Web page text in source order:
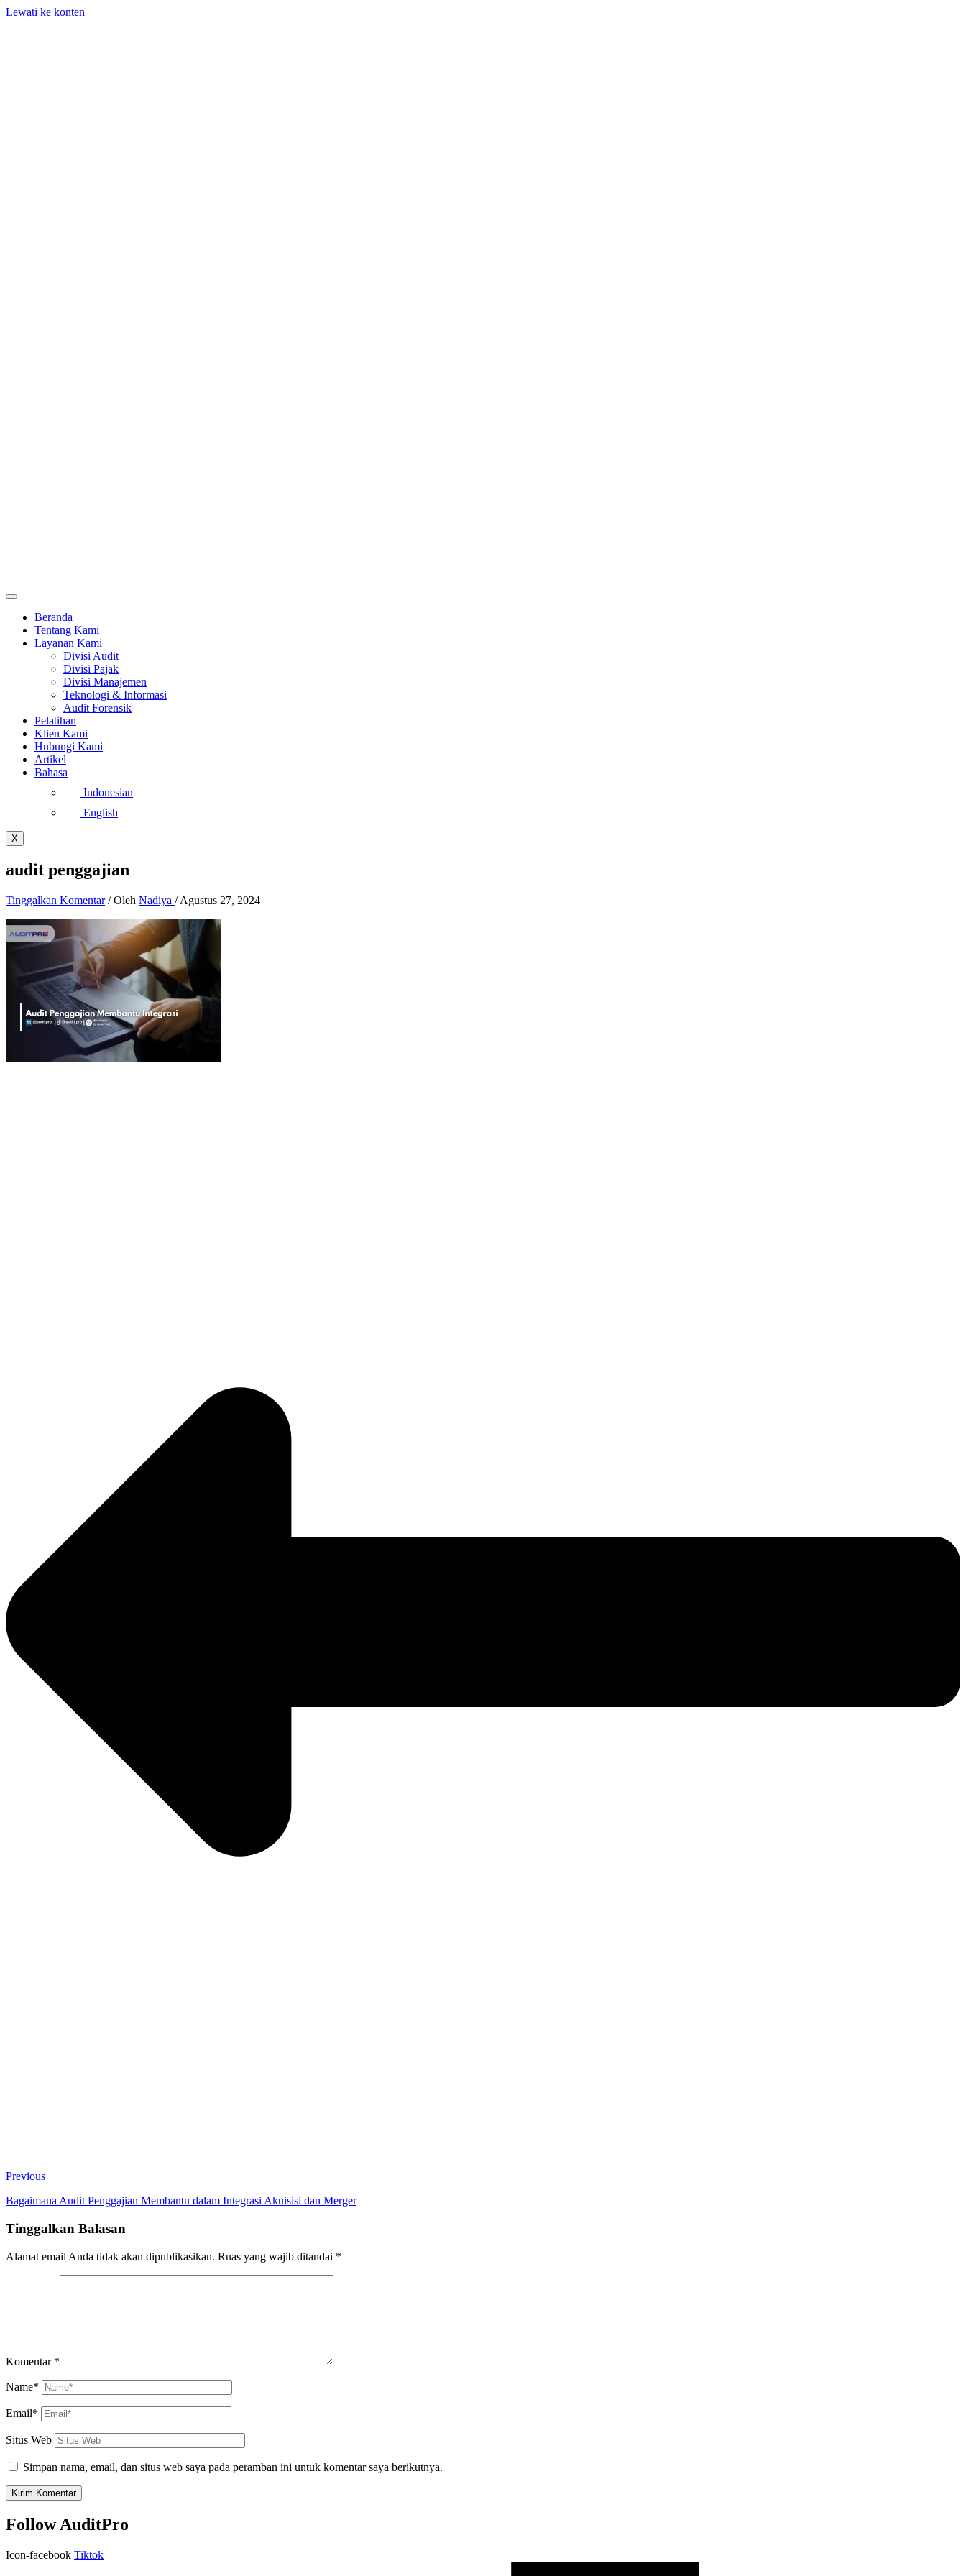
Lewati ke konten
Beranda
Tentang Kami
Layanan Kami
Divisi Audit
Divisi Pajak
Divisi Manajemen
Teknologi & Informasi
Audit Forensik
Pelatihan
Klien Kami
Hubungi Kami
Artikel
Bahasa
Indonesian
English
X
audit penggajian
Tinggalkan Komentar / Oleh Nadiya /Agustus 27, 2024
Previous
Bagaimana Audit Penggajian Membantu dalam Integrasi Akuisisi dan Merger
Tinggalkan Balasan
Alamat email Anda tidak akan dipublikasikan. Ruas yang wajib ditandai *
Komentar *
Name*
Email*
Situs Web
Simpan nama, email, dan situs web saya pada peramban ini untuk komentar saya berikutnya.
Follow AuditPro
Icon-facebook Tiktok